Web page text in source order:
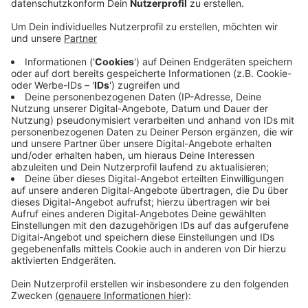
Stelle gefunden.
Veröffentlicht:Donnerstag, 11.11.2021 10:27
Anzeige
Insgesamt gab es in diesem Jahr mehr als 1.700
Ausbildungsplätze im Kreis, das sind 7 Prozent
weniger als im Vorjahr. Dennoch kommen statistisch
gesehen auf jeden potentiellen Azubi im Kreis rund 0,9
Stellen. Die Agentur für Arbeit fordert deswegen alle
Schüler und Schülerinnen, die noch auf der Suche sind
auf, zur Beratung zu kommen. Auch wenn das
Ausbildungsjahr zuende sei, sei es dafür nie zu spät,
heißt es.